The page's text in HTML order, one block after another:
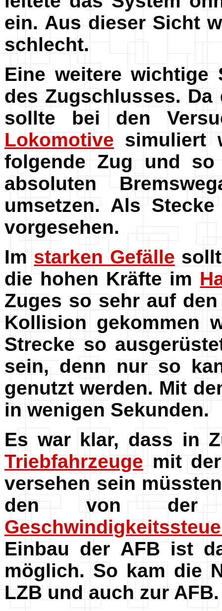
ein. Aus dieser Sicht
schlecht.
Eine weitere wichtige
des Zugschlusses.
sollte bei den
Lokomotive simuliert
folgende Zug und
absoluten
umsetzen. Als
vorgesehen.
Im starken Gefälle
die hohen Kräfte im
Zuges so sehr auf
Kollision gekommen
Strecke so
sein, denn nur so
genutzt werden. Mit
in wenigen Sekunden.
Es war klar, dass in
Triebfahrzeuge mit
versehen sein
den von der
Einbau der AFB ist
möglich. So kam die
LZB und auch zur AFB.